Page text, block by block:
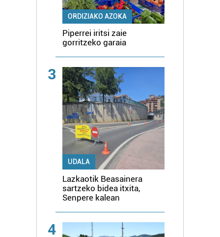
ORDIZIAKO AZOKA
Piperrei iritsi zaie
gorritzeko garaia
3
UDALA
Lazkaotik Beasainera
sartzeko bidea itxita,
Senpere kalean
4